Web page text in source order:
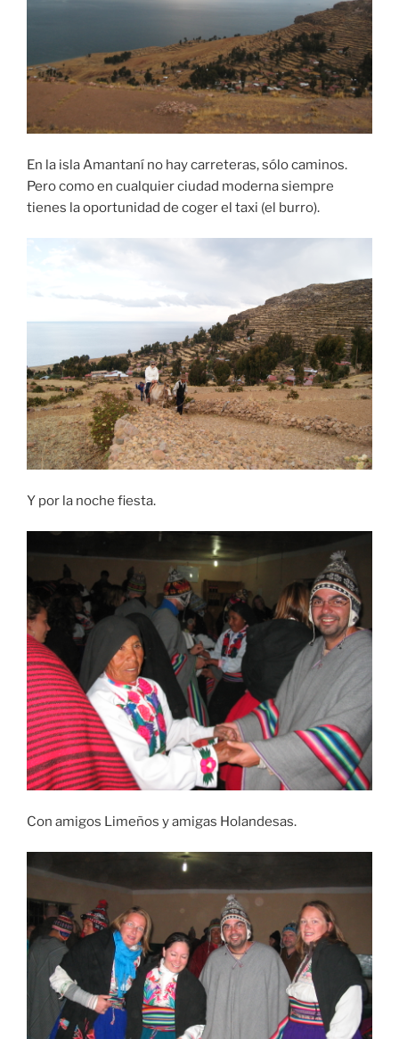
En la isla Amantaní no hay carreteras, sólo caminos.
Pero como en cualquier ciudad moderna siempre
tienes la oportunidad de coger el taxi (el burro).
Y por la noche fiesta.
Con amigos Limeños y amigas Holandesas.